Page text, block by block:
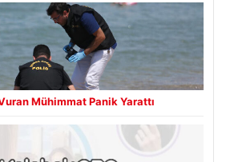
Mühimmat Panik Yarattı